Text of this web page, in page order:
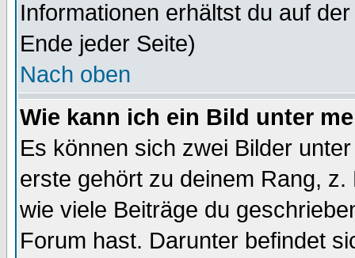
Informationen erhältst du auf
Ende jeder Seite)
Nach oben
Wie kann ich ein Bild unter
Es können sich zwei Bilder
erste gehört zu deinem Rang,
wie viele Beiträge du
Forum hast. Darunter befindet